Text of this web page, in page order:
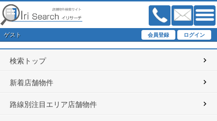
ゲスト
検索トップ
新着店舗物件
路線別注目エリア店舗物件